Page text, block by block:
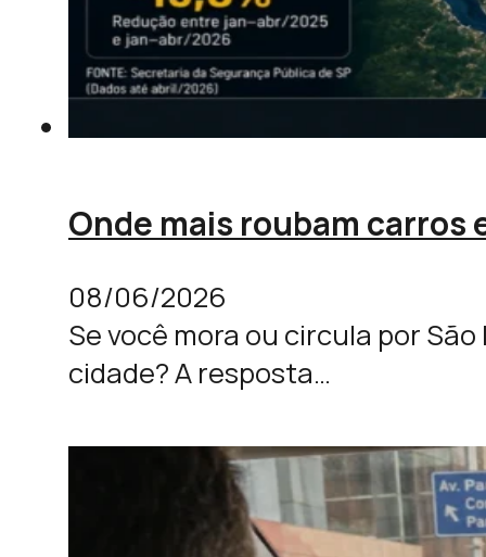
Onde mais roubam carros
08/06/2026
Se você mora ou circula por
cidade? A resposta…